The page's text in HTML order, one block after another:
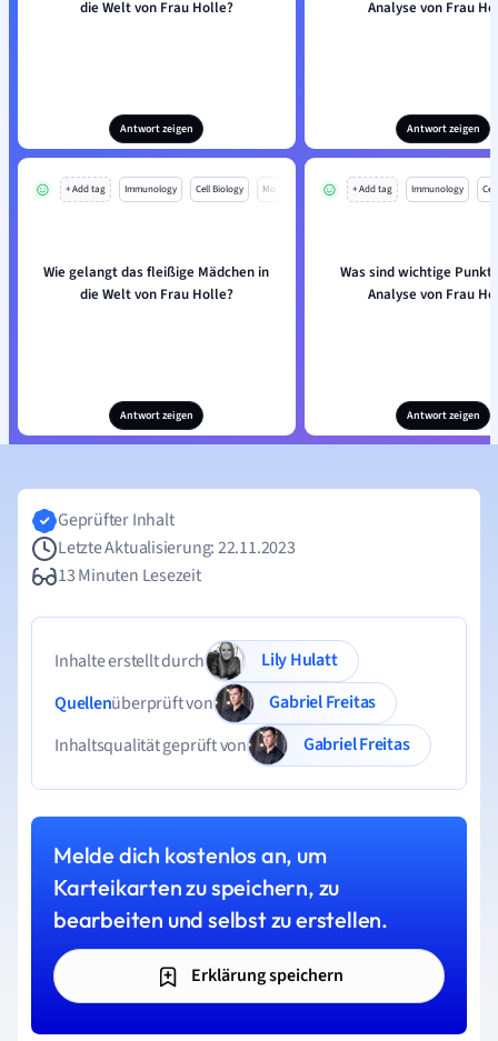
die Welt von Frau Holle?
Antwort zeigen
Analyse von Frau
Antwort zeigen
+ Add tag Immunology Cell Biology Mo
Wie gelangt das fleißige Mädchen in
die Welt von Frau Holle?
Antwort zeigen
+ Add tag Immunology
Was sind wichtige
Analyse von Frau
Antwort zeigen
Geprüfter Inhalt
Letzte Aktualisierung: 22.11.2023
13 Minuten Lesezeit
Inhalte erstellt durch
Lily Hulatt
Quellenüberprüft von
Gabriel Freitas
Inhaltsqualität geprüft von
Gabriel Freitas
Melde dich kostenlos an, um
Karteikarten zu speichern, zu
bearbeiten und selbst zu erstellen.
Erklärung speichern